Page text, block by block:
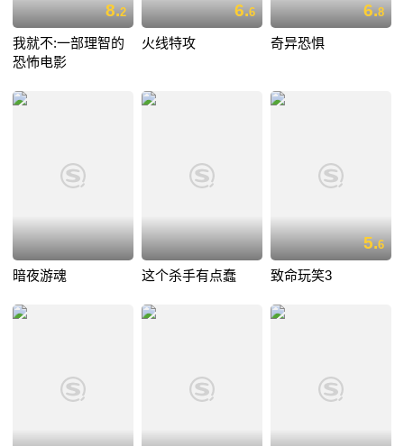
8.2
我就不:一部理智的
恐怖电影
6.6
火线特攻
6.8
奇异恐惧
暗夜游魂 这个杀手有点蠢
5.6
致命玩笑3